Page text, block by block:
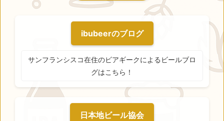
ibubeerのブログ
サンフランシスコ在住のビアギークによるビールブロ
グはこちら！
日本地ビール協会